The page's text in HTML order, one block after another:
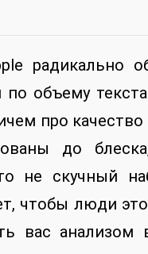
радикально
по объему
про качество
до
не скучный
чтобы люди
вас анализом